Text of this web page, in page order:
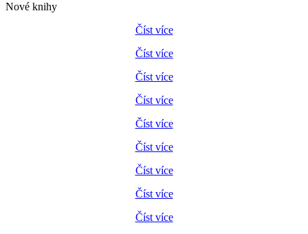
Nové knihy
Číst více
Číst více
Číst více
Číst více
Číst více
Číst více
Číst více
Číst více
Číst více